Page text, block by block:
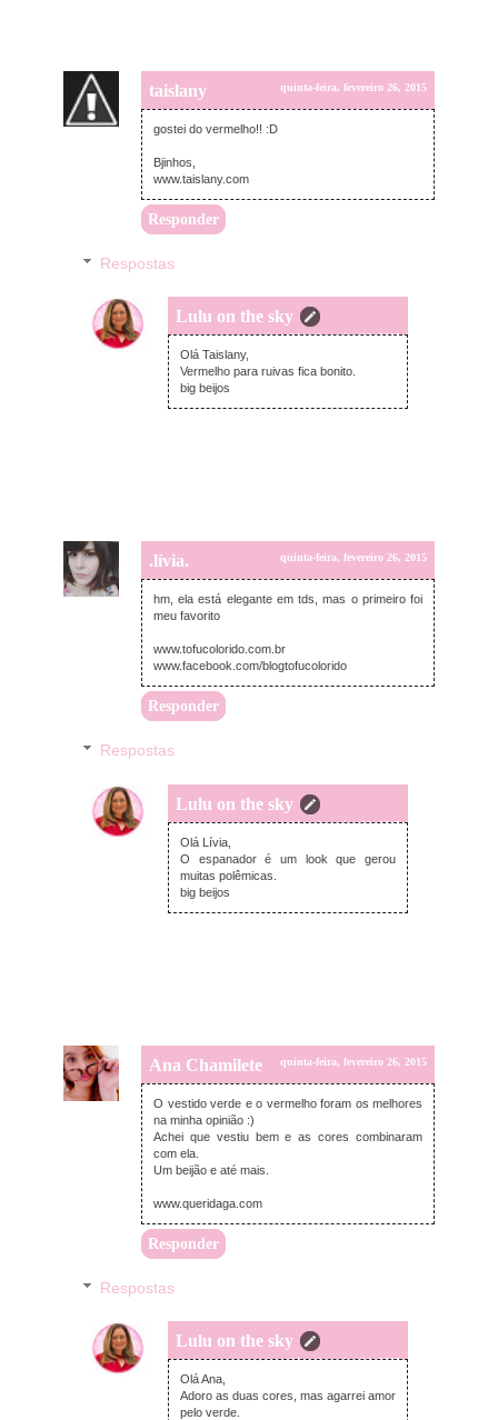
taislany quinta-feira, fevereiro 26, 2015
gostei do vermelho!! :D
Bjinhos,
www.taislany.com
Responder
Respostas
Lulu on the sky
quinta-feira, fevereiro 26, 2015
Olá Taislany,
Vermelho para ruivas fica bonito.
big beijos
.lívia. quinta-feira, fevereiro 26, 2015
hm, ela está elegante em tds, mas o primeiro foi
meu favorito
www.tofucolorido.com.br
www.facebook.com/blogtofucolorido
Responder
Respostas
Lulu on the sky
quinta-feira, fevereiro 26, 2015
Olá Lívia,
O espanador é um look que gerou
muitas polêmicas.
big beijos
Ana Chamilete quinta-feira, fevereiro 26, 2015
O vestido verde e o vermelho foram os melhores
na minha opinião :)
Achei que vestiu bem e as cores combinaram
com ela.
Um beijão e até mais.
www.queridaga.com
Responder
Respostas
Lulu on the sky
quinta-feira, fevereiro 26, 2015
Olá Ana,
Adoro as duas cores, mas agarrei amor
pelo verde.